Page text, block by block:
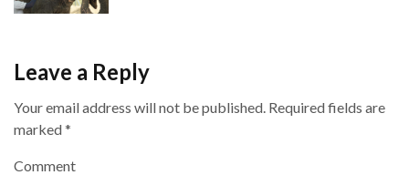
Leave a Reply
Your email address will not be published. Required fields are
marked*
Comment